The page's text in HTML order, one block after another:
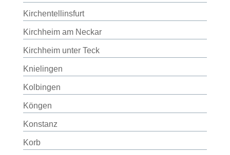
Kirchentellinsfurt
Kirchheim am Neckar
Kirchheim unter Teck
Knielingen
Kolbingen
Köngen
Konstanz
Korb